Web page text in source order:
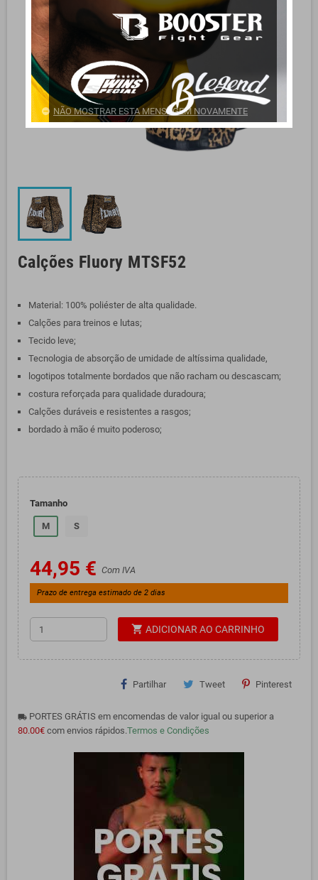
Calções Fluory MTSF52
Material: 100% poliéster de alta qualidade.
Calções para treinos e lutas;
Tecido leve;
Tecnologia de absorção de umidade de altíssima qualidade,
logotipos totalmente bordados que não racham ou descascam;
costura reforçada para qualidade duradoura;
Calções duráveis ​​e resistentes a rasgos;
bordado à mão é muito poderoso;
Tamanho
M S
44,95 € Com IVA
Prazo de entrega estimado de 2 dias
shopping_cart ADICIONAR AO CARRINHO
Partilhar Tweet Pinterest
local_shipping PORTES GRÁTIS em encomendas de valor igual ou superior a
80.00€ com envios rápidos.Termos e Condições
NÃO MOSTRAR ESTA MENSAGEM NOVAMENTE